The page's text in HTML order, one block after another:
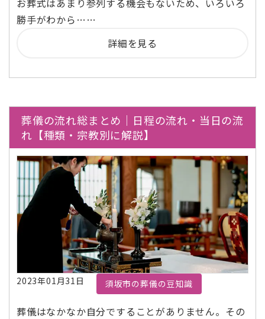
お葬式はあまり参列する機会もないため、いろいろ
勝手がわから……
詳細を見る
葬儀の流れ総まとめ｜日程の流れ・当日の流
れ【種類・宗教別に解説】
2023年01月31日 須坂市の葬儀の豆知識
葬儀はなかなか自分ですることがありません。その